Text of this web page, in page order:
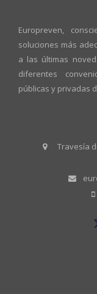
Europreven,
soluciones más
a las últimas
diferentes
públicas y privadas
Travesía